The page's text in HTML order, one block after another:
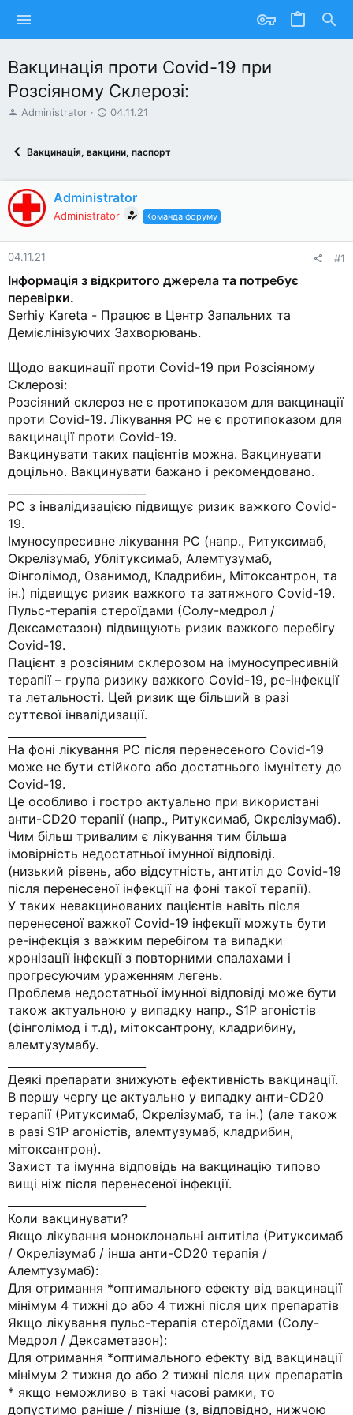
Вакцинація проти Covid-19 при
Розсіяному Склерозі:
А
т
е
м
и
Administrator
Д
а
т
в
е
я
04.11.21
Вакцинація, вакцини, паспорт
Administrator
Administrator Команда форуму
04.11.21 #1
Інформація з відкритого джерела та потребує
перевірки.
Serhiy Kareta - Працює в Центр Запальних та
Демієлінізуючих Захворювань.
Щодо вакцинації проти Covid-19 при Розсіяному
Склерозі:
Розсіяний склероз не є протипоказом для вакцинації
проти Covid-19. Лікування РС не є протипоказом для
вакцинації проти Covid-19.
Вакцинувати таких пацієнтів можна. Вакцинувати
доцільно. Вакцинувати бажано і рекомендовано.
РС з інвалідизацією підвищує ризик важкого Covid-
19.
Імуносупресивне лікування РС (напр., Ритуксимаб,
Окрелізумаб, Ублітуксимаб, Алемтузумаб,
Фінголімод, Озанимод, Кладрибин, Мітоксантрон, та
ін.) підвищує ризик важкого та затяжного Covid-19.
Пульс-терапія стероїдами (Солу-медрол /
Дексаметазон) підвищують ризик важкого перебігу
Covid-19.
Пацієнт з розсіяним склерозом на імуносупресивній
терапії – група ризику важкого Covid-19, ре-інфекції
та летальності. Цей ризик ще більший в разі
суттєвої інвалідизації.
На фоні лікування РС після перенесеного Covid-19
може не бути стійкого або достатнього імунітету до
Covid-19.
Це особливо і гостро актуально при використані
анти-CD20 терапії (напр., Ритуксимаб, Окрелізумаб).
Чим більш тривалим є лікування тим більша
імовірність недостатньої імунної відповіді.
(низький рівень, або відсутність, антитіл до Covid-19
після перенесеної інфекції на фоні такої терапії).
У таких невакцинованих пацієнтів навіть після
перенесеної важкої Covid-19 інфекції можуть бути
ре-інфекція з важким перебігом та випадки
хронізації інфекції з повторними спалахами і
прогресуючим ураженням легень.
Проблема недостатньої імунної відповіді може бути
також актуальною у випадку напр., S1P агоністів
(фінголімод і т.д), мітоксантрону, кладрибину,
алемтузумабу.
Деякі препарати знижують ефективність вакцинації.
В першу чергу це актуально у випадку анти-CD20
терапії (Ритуксимаб, Окрелізумаб, та ін.) (але також
в разі S1P агоністів, алемтузумаб, кладрибин,
мітоксантрон).
Захист та імунна відповідь на вакцинацію типово
вищі ніж після перенесеної інфекції.
Коли вакцинувати?
Якщо лікування моноклональні антитіла (Ритуксимаб
/ Окрелізумаб / інша анти-CD20 терапія /
Алемтузумаб):
Для отримання *оптимального ефекту від вакцинації
мінімум 4 тижні до або 4 тижні після цих препаратів
Якщо лікування пульс-терапія стероїдами (Солу-
Медрол / Дексаметазон):
Для отримання *оптимального ефекту від вакцинації
мінімум 2 тижня до або 2 тижні після цих препаратів
* якщо неможливо в такі часові рамки, то
допустимо раніше / пізніше (з, відповідно, нижчою